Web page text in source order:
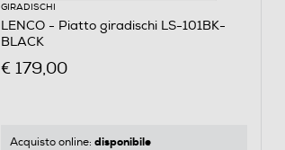
GIRADISCHI
LENCO - Piatto giradischi LS-101BK-
BLACK
€ 179,00
Acquisto online: disponibile